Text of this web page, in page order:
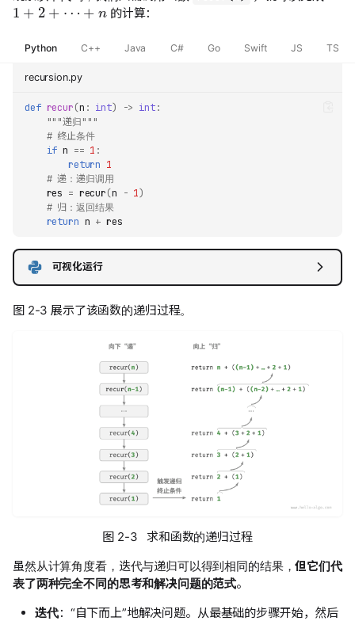
的计算：
Python C++ Java C# Go Swift JS TS
recursion.py
def recur(n : int) -> int:
"""递归"""
# 终止条件
if n == 1 :
return 1
# 递：递归调用
res = recur(n - 1)
# 归：返回结果
return n + res
可视化运行
图 2-3 展示了该函数的递归过程。
图 2-3 求和函数的递归过程
虽然从计算角度看，迭代与递归可以得到相同的结果，但它们代
表了两种完全不同的思考和解决问题的范式。
迭代：“自下而上”地解决问题。从最基础的步骤开始，然后